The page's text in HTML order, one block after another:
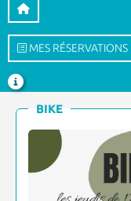
MES RÉSERVATIONS
BIKE